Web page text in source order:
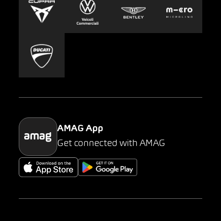
Carsharing
Mobility-as-a-Service
Parking
AMAG App
Get connected with AMAG